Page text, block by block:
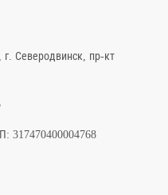
г. Северодвинск, пр-кт
317470400004768